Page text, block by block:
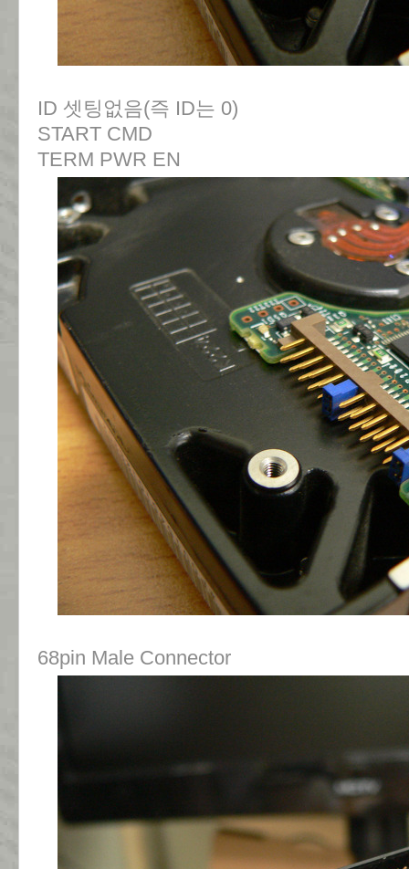
ID 셋팅없음(즉 ID는 0)
START CMD
TERM PWR EN
68pin Male Connector